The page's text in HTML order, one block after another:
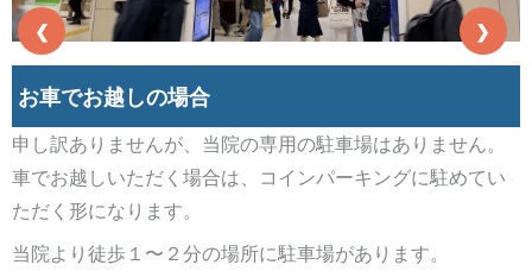
❮ ❯
お車でお越しの場合
申し訳ありませんが、当院の専用の駐車場はありません。
車でお越しいただく場合は、コインパーキングに駐めてい
ただく形になります。
当院より徒歩１〜２分の場所に駐車場があります。